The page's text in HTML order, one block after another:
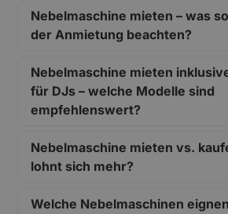
Nebelmaschine mieten – was
der Anmietung beachten?
Nebelmaschine mieten
für DJs – welche Modelle sind
empfehlenswert?
Nebelmaschine mieten vs.
lohnt sich mehr?
Welche Nebelmaschinen